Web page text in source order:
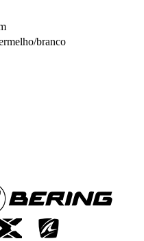
branco